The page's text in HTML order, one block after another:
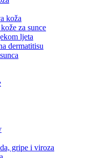
koža
za sunce
ljeta
dermatitisu
gripe i viroza